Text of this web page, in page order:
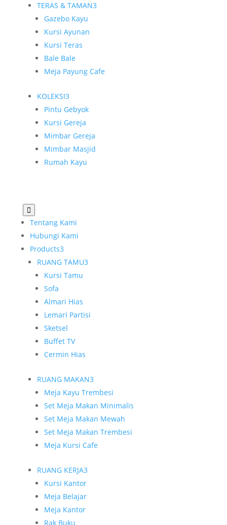
TERAS & TAMAN3
Gazebo Kayu
Kursi Ayunan
Kursi Teras
Bale Bale
Meja Payung Cafe
KOLEKSI3
Pintu Gebyok
Kursi Gereja
Mimbar Gereja
Mimbar Masjid
Rumah Kayu

Tentang Kami
Hubungi Kami
Products3
RUANG TAMU3
Kursi Tamu
Sofa
Almari Hias
Lemari Partisi
Sketsel
Buffet TV
Cermin Hias
RUANG MAKAN3
Meja Kayu Trembesi
Set Meja Makan Minimalis
Set Meja Makan Mewah
Set Meja Makan Trembesi
Meja Kursi Cafe
RUANG KERJA3
Kursi Kantor
Meja Belajar
Meja Kantor
Rak Buku